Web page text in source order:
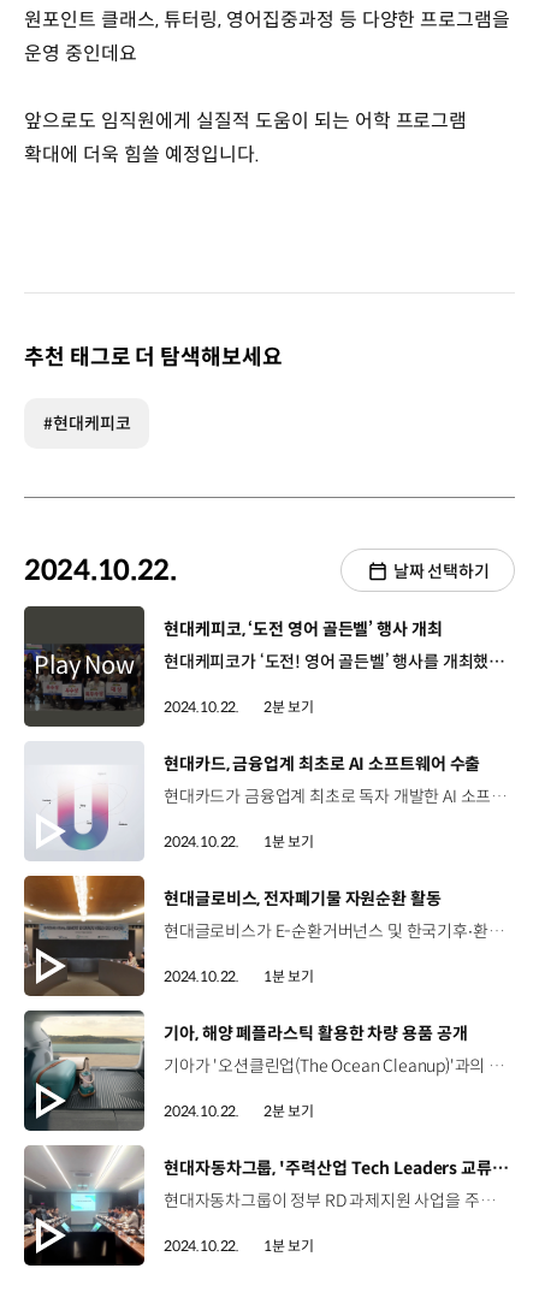
원포인트 클래스, 튜터링, 영어집중과정 등 다양한 프로그램을
운영 중인데요
앞으로도 임직원에게 실질적 도움이 되는 어학 프로그램
확대에 더욱 힘쓸 예정입니다.
추천 태그로 더 탐색해보세요
#현대케피코
2024.10.22. 날짜 선택하기
[동영상]
현대케피코, ‘도전 영어 골든벨’ 행사 개최
현대케피코가 ‘도전! 영어 골든벨’ 행사를 개최했습니다. 도전! 영어 골든벨은 지난해 자체 개발한 현대케피코 특화 어학 교재를 기반으로 출제된 영어 퀴즈를 풀며 최고수를 가리는 자리인데요, 참가자들의 치열한 경쟁 끝에 최종 골든벨을 울린 영예의 주인공이 탄생했습니다. 신동선 책임매니저/ 현대케피코 ICT정보화팀쟁쟁한 경쟁자분들을 제치고 우승을 하게 됐는데 실력이라기 보다 운이 좋았던 것 같습니다 앞으로도 영어 공부 열심히 하고 이렇게 좋은 행사 마련해주신 회사에 다시 한번 감사 말씀드립니다. 한편 참가자들은 퀴즈 뿐만 아니라 장기자랑과 축하공연 등 다양한 콘텐츠들을 즐기며 순위와 관계없이 한 마음으로 즐거운 추억을 남겼습니다. 현대케피코는 임직원의 글로벌 역량을 향상시키기 위해 사내 원포인트 클래스, 튜터링, 영어집중과정 등 다양한 프로그램을 운영 중인데요 앞으로도 임직원에게 실질적 도움이 되는 어학 프로그램 확대에 더욱 힘쓸 예정입니다.
2024.10.22. 2분 보기
[동영상]
현대카드, 금융업계 최초로 AI 소프트웨어 수출
현대카드가 금융업계 최초로 독자 개발한 AI 소프트웨어인 유니버스(UNIVERSE)를 일본 빅3 신용카드사 SMCC에 수출하는 계약을 체결했습니다. 유니버스는 현대카드가 자체 개발한 데이터 사이언스 기반 고객 초개인화 AI 플랫폼인데요, '태그'를 통해 개인의 행동과 성향, 상태를 예측해 고객을 직접 타기팅 할 수 있고, 업종 상관없이 비즈니스 전 영역에 적용 가능한 것이 특징입니다. 현대카드의 이번 수출은 대한민국 금융사 중 첫 번째 '업의 전환' 사례가 됐다는 점에서 의미가 깊은데요, 이로써 현대카드는 독자 기술로 AI 소프트웨어를 개발하고 수출까지 한 대한민국 최초의 금융사로 입지를 확고히 하게 됐습니다.
2024.10.22. 1분 보기
[동영상]
현대글로비스, 전자폐기물 자원순환 활동
현대글로비스가 E-순환거버넌스 및 한국기후∙환경네트워크와 ‘E-Waste Zero, 탄소중립 및 환경경영 실천을 위한 업무협약(MOU)’을 체결했습니다. E-순환거버넌스는 국내 유일의 폐전기·전자제품 재활용공제조합인데요, 협약에 따라 현대글로비스는 E-순환거버넌스가 추진하는 '모두비움, ESG나눔' 자원순환 활동에 적극 참여하게 됩니다. 현대글로비스는 지난달 ‘자원순환의 날’ 캠페인을 전개하며 사업장과 임직원들의 가정에서 발생한 폐전자제품 총 200대 이상을 수집했는데요, 해당 제품들은 E-순환거버넌스에서 무상으로 수거하고, 품목별로 적정 처리공정을 거쳐 철, 구리, 알루미늄 등으로 분리해 재자원화 될 예정입니다.
2024.10.22. 1분 보기
[동영상]
기아, 해양 폐플라스틱 활용한 차량 용품 공개
기아가 '오션클린업(The Ocean Cleanup)'과의 협업을 통해 해양 폐플라스틱을 활용한 자동차 용품인 EV3 전용 한정판 트렁크 라이너를 선보였습니다. 오션클린업은 플라스틱 없는 바다를 목표로 해양 플라스틱 및 쓰레기 제거 활동을 하는 네덜란드 비영리단체인데요, 기아는 2022년, 오션클린업과 지속 가능한 지구를 만들기 위한 파트너십을 체결하고 해양 폐플라스틱 수거 및 재자원화 사업을 진행하고 있습니다. 이번에 공개한 EV3 전용 한정판 트렁크 라이너는 세계 최초로 태평양 거대 쓰레기 지대에서 수거한 후 추출한 해양 폐플라스틱으로 만든 차량 용품인데요, 재활용 해양 폐플라스틱 40%를 사용했으며, 기존 트렁크 라이너만큼 우수한 내구성과 품질을 자랑합니다. 한편, 기아는 향후 2030년까지 완성차의 재활용 플라스틱 사용률을 끌어올릴 계획이며 이외에도 차량 폐기 시 기후 영향을 최소화하기 위한 '재활용 선순환 체계'를 구축하고 활성화해 환경 보호에 한층 더 기여할 수 있도록 노력할 계획입니다.
2024.10.22. 2분 보기
[동영상]
현대자동차그룹, '주력산업 Tech Leaders 교류회' 개최
현대자동차그룹이 정부 RD 과제지원 사업을 주관하는 한국산업기술기획평가원과 ‘주력산업 Tech Leaders 교류회’를 개최했습니다. 지난 16일, 대한상공회의소에서 열린 이번 교류회에서 한국산업기술기획평가원은 정부 RD 과제 지원 프로세스와 미래자동차, 기계장비로봇, 방산 분야의 초격차 기술 및 내년도 정부의 RD 투자 방향 설명을 진행했습니다. 현대자동차그룹은 그룹사별 RD 방향과 국내 기술 경쟁력 강화를 위한 정부 RD 과제 지원 필요성 등에 대해 의견을 공유했는데요, 이번 교류회를 시작으로 현대자동차그룹은 지속적인 협업을 통해 국내 기술력 강화와 생태계 육성에 기여할 예정입니다.
2024.10.22. 1분 보기